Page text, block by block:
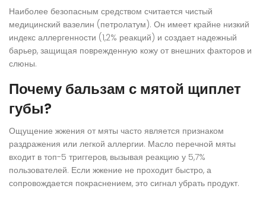
Наиболее безопасным средством считается чистый
медицинский вазелин (петролатум). Он имеет крайне низкий
индекс аллергенности (1,2% реакций) и создает надежный
барьер, защищая поврежденную кожу от внешних факторов и
слюны.
Почему бальзам с мятой щиплет
губы?
Ощущение жжения от мяты часто является признаком
раздражения или легкой аллергии. Масло перечной мяты
входит в топ-5 триггеров, вызывая реакцию у 5,7%
пользователей. Если жжение не проходит быстро, а
сопровождается покраснением, это сигнал убрать продукт.